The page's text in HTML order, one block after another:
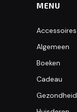
MENU
Accessoires
Algemeen
Boeken
Cadeau
Gezondheid